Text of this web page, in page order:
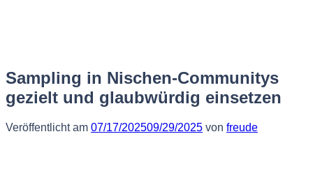
Sampling in Nischen-Communitys
gezielt und glaubwürdig einsetzen
Veröffentlicht am 07/17/202509/29/2025 von freude